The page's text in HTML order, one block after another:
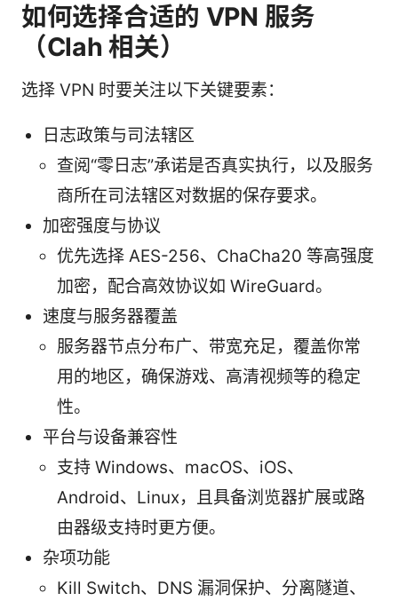
如何选择合适的 VPN 服务
（Clah 相关）
选择 VPN 时要关注以下关键要素：
日志政策与司法辖区
查阅“零日志”承诺是否真实执行，以及服务
商所在司法辖区对数据的保存要求。
加密强度与协议
优先选择 AES-256、ChaCha20 等高强度
加密，配合高效协议如 WireGuard。
速度与服务器覆盖
服务器节点分布广、带宽充足，覆盖你常
用的地区，确保游戏、高清视频等的稳定
性。
平台与设备兼容性
支持 Windows、macOS、iOS、
Android、Linux，且具备浏览器扩展或路
由器级支持时更方便。
杂项功能
Kill Switch、DNS 漏洞保护、分离隧道、